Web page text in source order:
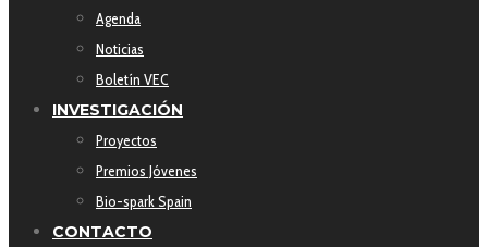
Agenda
Noticias
Boletín VEC
INVESTIGACIÓN
Proyectos
Premios Jóvenes
Bio-spark Spain
CONTACTO